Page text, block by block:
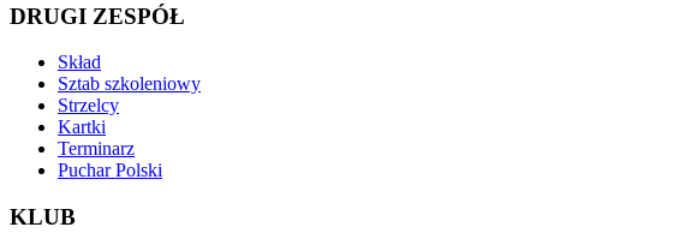
DRUGI ZESPÓŁ
Skład
Sztab szkoleniowy
Strzelcy
Kartki
Terminarz
Puchar Polski
KLUB